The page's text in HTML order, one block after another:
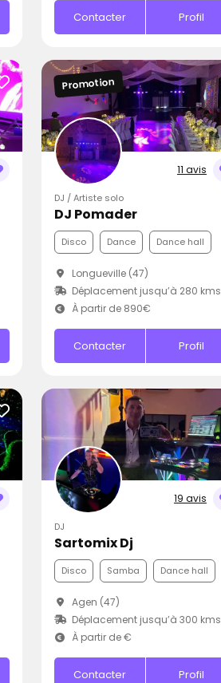
Contacter Profil
11 avis
Promotion
DJ / Artiste solo
DJ Pomader
Disco Dance Dance hall
Longueville (47)
Déplacement jusqu’à 280 kms
À partir de 890€
Contacter Profil
19 avis
DJ
Sartomix Dj
Disco Samba Dance hall
Agen (47)
Déplacement jusqu’à 300 kms
À partir de €
Contacter Profil